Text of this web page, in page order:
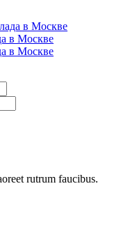
rutrum faucibus.